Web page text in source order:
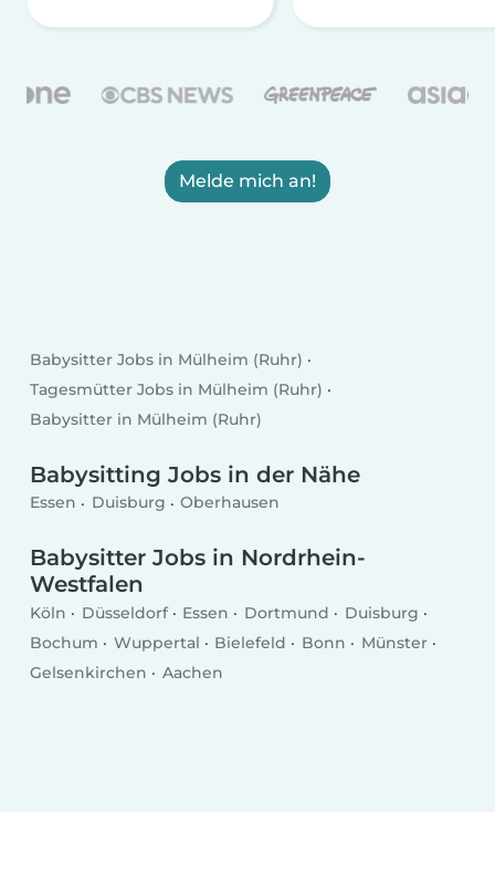
Melde mich an!
Babysitter Jobs in Mülheim (Ruhr)
Tagesmütter Jobs in Mülheim (Ruhr)
Babysitter in Mülheim (Ruhr)
Babysitting Jobs in der Nähe
Essen Duisburg Oberhausen
Babysitter Jobs in Nordrhein-
Westfalen
Köln Düsseldorf Essen Dortmund
Duisburg
Bochum
Wuppertal Bielefeld Bonn
Münster
Gelsenkirchen
Aachen